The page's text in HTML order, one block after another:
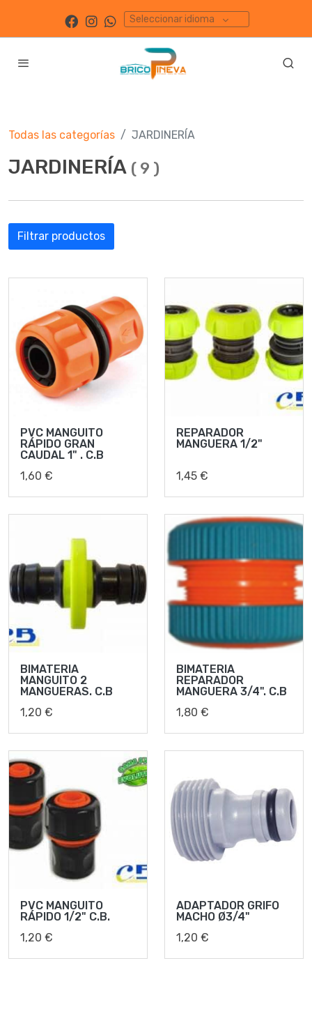
Seleccionar idioma
Todas las categorías JARDINERÍA
JARDINERÍA ( 9 )
Filtrar productos
PVC MANGUITO
RÁPIDO GRAN
CAUDAL 1" . C.B
1,60 €
REPARADOR
MANGUERA 1/2"
1,45 €
BIMATERIA
MANGUITO 2
MANGUERAS. C.B
1,20 €
BIMATERIA
REPARADOR
MANGUERA 3/4". C.B
1,80 €
PVC MANGUITO
RÁPIDO 1/2" C.B.
1,20 €
ADAPTADOR GRIFO
MACHO Ø3/4"
1,20 €